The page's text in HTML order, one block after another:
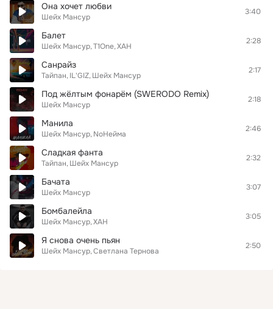
Она хочет любви
Шейх Мансур
3:40
Балет
Шейх Мансур T1One ХАН
2:28
Санрайз
Тайпан IL'GIZ Шейх Мансур
2:17
Под жёлтым фонарём (SWERODO Remix)
Шейх Мансур
2:18
Манила
Шейх Мансур NoНейма
2:46
Сладкая фанта
Тайпан Шейх Мансур
2:32
Бачата
Шейх Мансур
3:07
Бомбалейла
Шейх Мансур ХАН
3:05
Я снова очень пьян
Шейх Мансур Светлана Тернова
2:50